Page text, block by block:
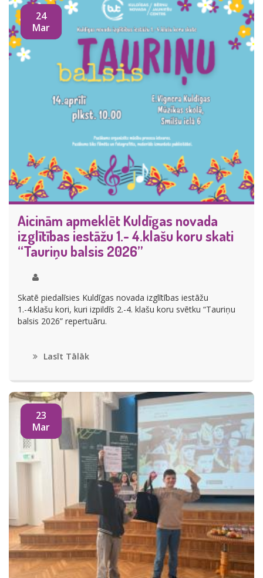
24
Mar
Aicinām apmeklēt Kuldīgas novada
izglītības iestāžu 1.- 4.klašu koru skati
“Tauriņu balsis 2026”
Skatē piedalīsies Kuldīgas novada izglītības iestāžu
1.-4.klašu kori, kuri izpildīs 2.-4. klašu koru svētku “Tauriņu
balsis 2026” repertuāru.
Lasīt Tālāk
23
Mar